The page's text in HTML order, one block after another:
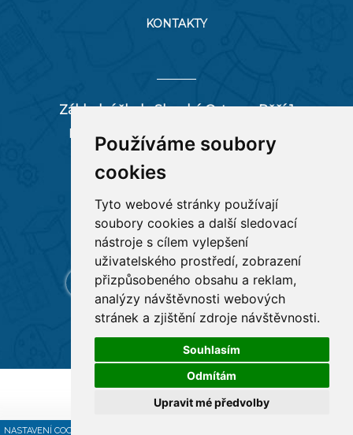
Používáme soubory
cookies
Tyto webové stránky používají
soubory cookies a další sledovací
nástroje s cílem vylepšení
uživatelského prostředí, zobrazení
přizpůsobeného obsahu a reklam,
analýzy návštěvnosti webových
stránek a zjištění zdroje návštěvnosti.
Souhlasím
Odmítám
Upravit mé předvolby
NASTAVENÍ COOKIES
KONTAKTY
Základní škola Slezská Ostrava, Pěší 1
Pěší 66/1, 712 00 Ostrava-Muglinov
tel:596 244 880
RYCHLÉ ODKAZY
Všechna práva vyhrazena Základní škola Pěší 1
Tvorba a provoz webu:
ISSA CZECH